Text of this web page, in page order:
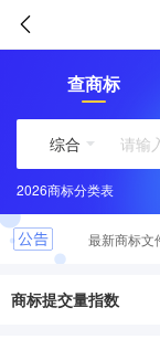
查商标
综合
2026商标分类表这些logo背
最新商标文
恭喜您取得
商标提交量指数